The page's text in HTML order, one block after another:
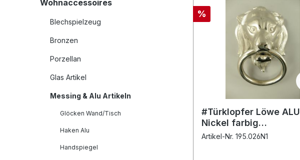
Wohnaccessoires
Blechspielzeug
Bronzen
Porzellan
Glas Artikel
Messing & Alu Artikeln
Glöcken Wand/Tisch
Haken Alu
Handspiegel
%
#Türklopfer Löwe ALU
Nickel farbig
H.33x23x18cm
Artikel-Nr. 195.026N1